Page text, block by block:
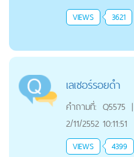
VIEWS 3621
เลเซอร์รอยดำ
คำถามที่: Q5575 |
2/11/2552 10:11:51
VIEWS 4399